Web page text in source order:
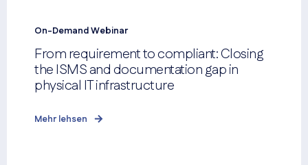
On-Demand Webinar
From requirement to compliant: Closing
the ISMS and documentation gap in
physical IT infrastructure
Mehr lehsen